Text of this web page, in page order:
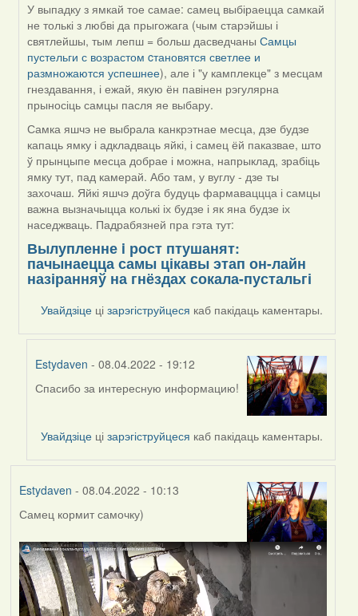
У выпадку з ямкай тое самае: самец выбіраецца самкай
не толькі з любві да прыгожага (чым старэйшы і
святлейшы, тым лепш = больш дасведчаныСамцы
пустельги с возрастом cтановятся светлее и
размножаются успешнее), але і "у камплекце" з месцам
гнездавання, і ежай, якую ён павінен рэгулярна
прыносіць самцы пасля яе выбару.
Самка яшчэ не выбрала канкрэтнае месца, дзе будзе
капаць ямку і адкладваць яйкі, і самец ёй паказвае, што
ў прынцыпе месца добрае і можна, напрыклад, зрабіць
ямку тут, пад камерай. Або там, у вуглу - дзе ты
захочаш. Яйкі яшчэ доўга будуць фармаваццца і самцы
важна вызначыцца колькі іх будзе і як яна будзе іх
наседжваць. Падрабязней пра гэта тут:
Вылупленне i рост птушанят:
пачынаецца самы цікавы этап он-лайн
назіранняў на гнёздах сокала-пустальгі
Увайдзіце цізарэгіструйцеся каб пакідаць каментары.
Estydaven - 08.04.2022 - 19:12
In
by
Harrier
Спасибо за интересную информацию!
Увайдзіце цізарэгіструйцеся каб пакідаць каментары.
Estydaven - 08.04.2022 - 10:13
Самец кормит самочку)